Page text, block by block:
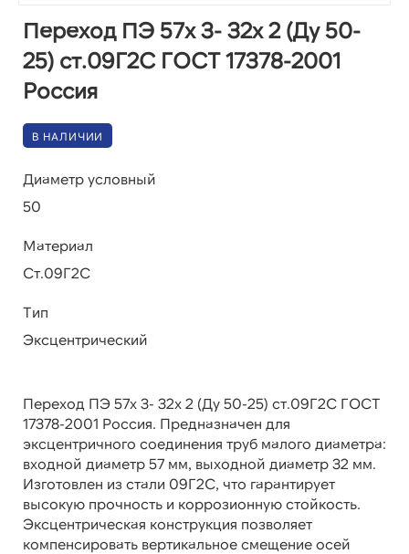
Переход ПЭ 57х 3- 32х 2 (Ду 50-
25) ст.09Г2С ГОСТ 17378-2001
Россия
В НАЛИЧИИ
Диаметр условный
50
Материал
Ст.09Г2С
Тип
Эксцентрический
Переход ПЭ 57х 3- 32х 2 (Ду 50-25) ст.09Г2С ГОСТ
17378-2001 Россия. Предназначен для
эксцентричного соединения труб малого диаметра:
входной диаметр 57 мм, выходной диаметр 32 мм.
Изготовлен из стали 09Г2С, что гарантирует
высокую прочность и коррозионную стойкость.
Эксцентрическая конструкция позволяет
компенсировать вертикальное смещение осей